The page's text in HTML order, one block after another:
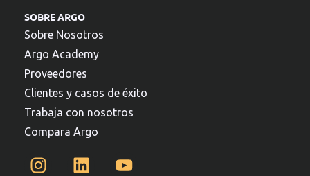
SOBRE ARGO
Sobre Nosotros
Argo Academy
Proveedores
Clientes y casos de éxito
Trabaja con nosotros
Compara Argo